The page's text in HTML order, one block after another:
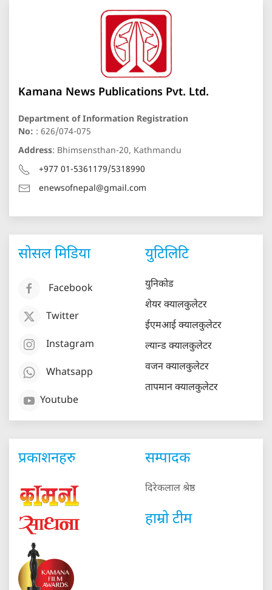
Kamana News Publications Pvt. Ltd.
Department of Information Registration
No: : 626/074-075
Address: Bhimsensthan-20, Kathmandu
+977 01-5361179/5318990
enewsofnepal@gmail.com
सोसल मिडिया
Facebook
Twitter
Instagram
Whatsapp
Youtube
युटिलिटि
युनिकोड
शेयर क्यालकुलेटर
ईएमआई क्यालकुलेटर
ल्यान्ड क्यालकुलेटर
वजन क्यालकुलेटर
तापमान क्यालकुलेटर
प्रकाशनहरु सम्पादक
दिरेकलाल श्रेष्ठ
हाम्रो टीम